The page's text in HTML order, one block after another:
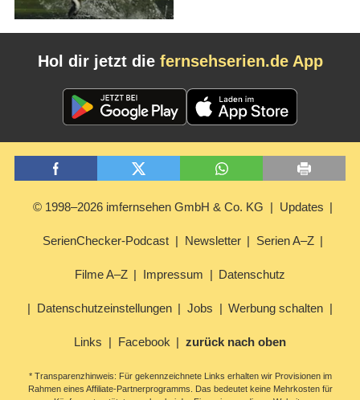
Hol dir jetzt die fernsehserien.de App
© 1998–2026 imfernsehen GmbH & Co. KG Updates
SerienChecker-Podcast Newsletter Serien A–Z
Filme A–Z Impressum Datenschutz
Datenschutzeinstellungen Jobs Werbung schalten
Links Facebook zurück nach oben
* Transparenzhinweis: Für gekennzeichnete Links erhalten wir Provisionen im
Rahmen eines Affiliate-Partnerprogramms. Das bedeutet keine Mehrkosten für